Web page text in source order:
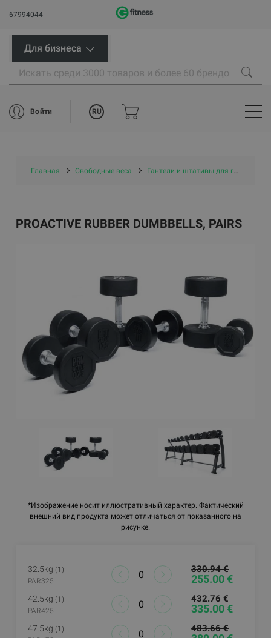
67994044
Для бизнеса
Войти RU
Главная Свободные веса Гантели и штативы для гантелей
*Изображение носит иллюстративный характер. Фактический
внешний вид продукта может отличаться от показанного на
рисунке.
PROACTIVE RUBBER DUMBBELLS, PAIRS
32.5kg (1)
PAR325
330.94 €
255.00 €
42.5kg (1)
PAR425
432.76 €
335.00 €
47.5kg (1)
483.66 €